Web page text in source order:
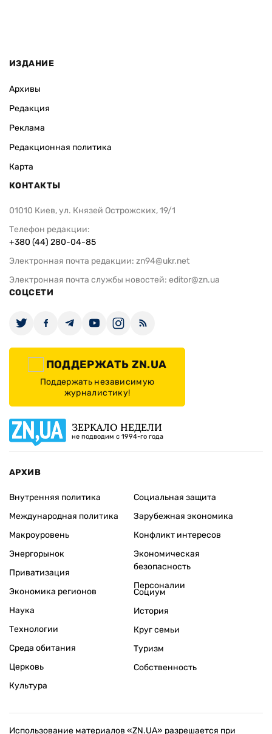
ИЗДАНИЕ
Архивы
Редакция
Реклама
Редакционная политика
Карта
КОНТАКТЫ
01010 Киев, ул. Князей Острожских, 19/1
Телефон редакции:
+380 (44) 280-04-85
Электронная почта редакции: zn94@ukr.net
Электронная почта службы новостей: editor@zn.ua
СОЦСЕТИ
ПОДДЕРЖАТЬ ZN.UA
Поддержать независимую
журналистику!
ЗЕРКАЛО НЕДЕЛИ
не подводим с 1994-го года
АРХИВ
Внутренняя политика
Международная политика
Макроуровень
Энергорынок
Приватизация
Экономика регионов
Социальная защита
Зарубежная экономика
Конфликт интересов
Экономическая
безопасность
Персоналии
Наука
Технологии
Среда обитания
Церковь
Культура
Социум
История
Круг семьи
Туризм
Собственность
Использование материалов «ZN.UA» разрешается при